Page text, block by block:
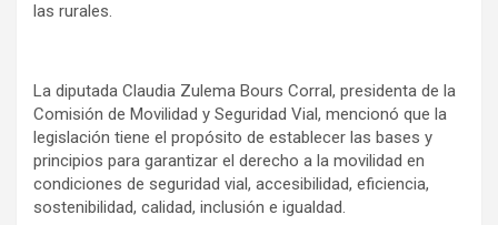
las rurales.
La diputada Claudia Zulema Bours Corral, presidenta de la
Comisión de Movilidad y Seguridad Vial, mencionó que la
legislación tiene el propósito de establecer las bases y
principios para garantizar el derecho a la movilidad en
condiciones de seguridad vial, accesibilidad, eficiencia,
sostenibilidad, calidad, inclusión e igualdad.